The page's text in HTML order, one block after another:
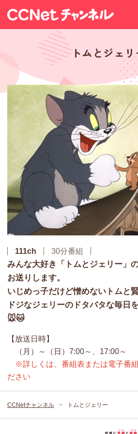
トムとジェリ
111ch 30分番組
みんな大好き「トムとジェリー」
お送りします。
いじめっ子だけど憎めないトムと
ドジなジェリーのドタバタな毎日
🐭🐱
【放送日時】
（月）～（日）7:00～、17:00～
※詳しくは、番組表または電子番組
ださい
CCNetチャンネル トムとジェリー